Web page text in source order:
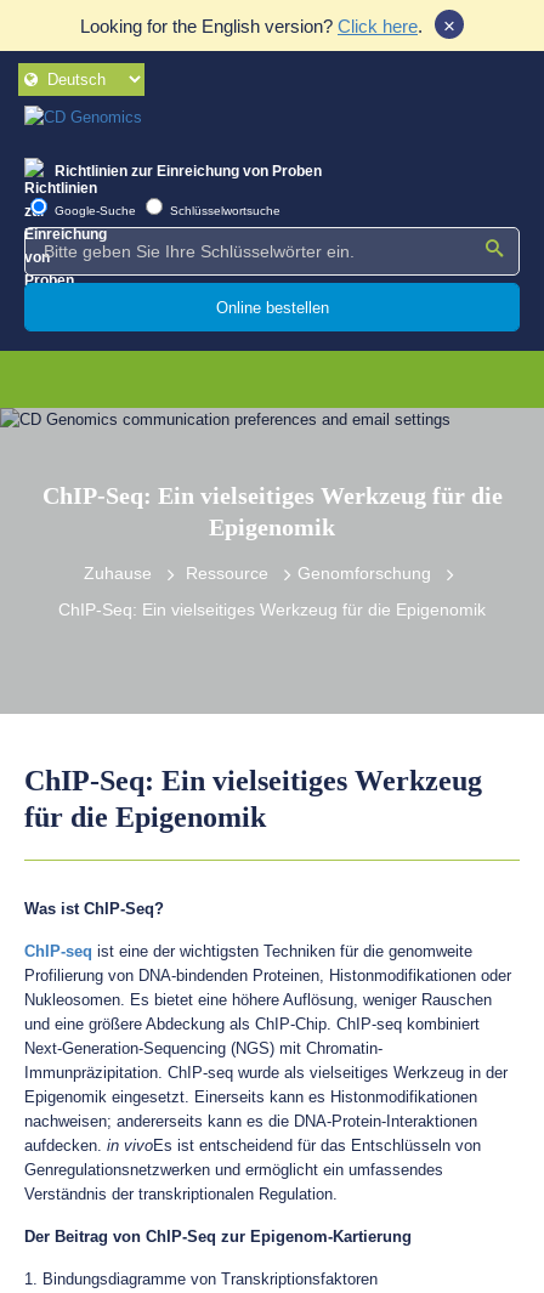
Looking for the English version? Click here. ×
Richtlinien zur Einreichung von Proben
Google-Suche Schlüsselwortsuche
Online bestellen
ChIP-Seq: Ein vielseitiges Werkzeug für die
Epigenomik
Zuhause Ressource
Genomforschung
ChIP-Seq: Ein vielseitiges Werkzeug für die Epigenomik
ChIP-Seq: Ein vielseitiges Werkzeug
für die Epigenomik
Was ist ChIP-Seq?
ChIP-seq ist eine der wichtigsten Techniken für die genomweite
Profilierung von DNA-bindenden Proteinen, Histonmodifikationen oder
Nukleosomen. Es bietet eine höhere Auflösung, weniger Rauschen
und eine größere Abdeckung als ChIP-Chip. ChIP-seq kombiniert
Next-Generation-Sequencing (NGS) mit Chromatin-
Immunpräzipitation. ChIP-seq wurde als vielseitiges Werkzeug in der
Epigenomik eingesetzt. Einerseits kann es Histonmodifikationen
nachweisen; andererseits kann es die DNA-Protein-Interaktionen
aufdecken. in vivoEs ist entscheidend für das Entschlüsseln von
Genregulationsnetzwerken und ermöglicht ein umfassendes
Verständnis der transkriptionalen Regulation.
Der Beitrag von ChIP-Seq zur Epigenom-Kartierung
1. Bindungsdiagramme von Transkriptionsfaktoren